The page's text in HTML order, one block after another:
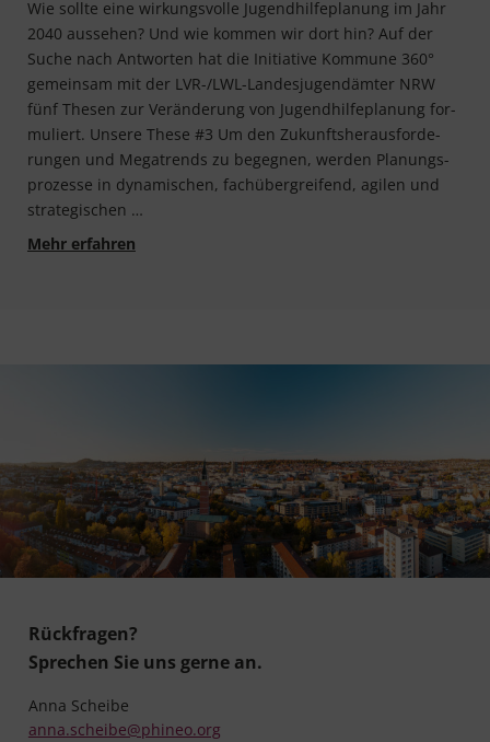
Wie soll­te eine wir­kungs­vol­le Jugend­hil­fe­pla­nung im Jahr
2040 aus­se­hen? Und wie kom­men wir dort hin? Auf der
Suche nach Ant­wor­ten hat die Initia­ti­ve Kom­mu­ne 360°
gemein­sam mit der LVR-/LWL-Lan­­des­­ju­­gen­d­äm­­ter NRW
fünf The­sen zur Ver­än­de­rung von Jugend­hil­fe­pla­nung for­
mu­liert. Unse­re The­se #3 Um den Zukunfts­her­aus­for­de­
run­gen und Mega­trends zu begeg­nen, wer­den Pla­nungs­
pro­zes­se in dyna­mi­schen, fach­über­grei­fend, agi­len und
strategischen …
Mehr erfahrenWerkstatt Jugendhilfeplanung 2040 — These
Rückfragen?
Sprechen Sie uns gerne an.
Anna Scheibe
anna.scheibe@phineo.org